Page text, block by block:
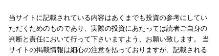
当サイトに記載されている内容はあくまでも投資の参考にしてい
ただくためのものであり、実際の投資にあたっては読者ご自身の
判断と責任において行って下さいますよう、お願い致します。 当
サイトの掲載情報は細心の注意を払っておりますが、記載される